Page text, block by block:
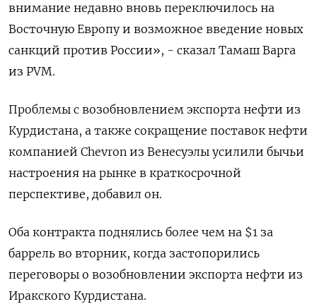
внимание недавно вновь переключилось на
Восточную Европу и возможное введение новых
санкций против России», - сказал Тамаш Варга
из PVM.
Проблемы с возобновлением экспорта нефти из
Курдистана, а также сокращение поставок нефти
компанией Chevron из Венесуэлы усилили бычьи
настроения на рынке в краткосрочной
перспективе, добавил он.
Оба контракта поднялись более чем на $1 за
баррель во вторник, когда застопорились
переговоры о возобновлении экспорта нефти из
Иракского Курдистана.